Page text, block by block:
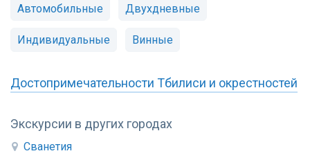
Экскурсии в других городах
Сванетия
Автомобильные Двухдневные
Индивидуальные Винные
Достопримечательности Тбилиси и окрестностей